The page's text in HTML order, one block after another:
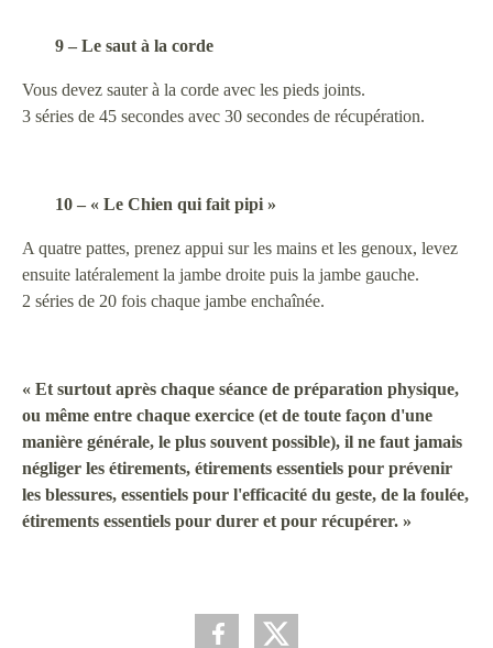
9 – Le saut à la corde
Vous devez sauter à la corde avec les pieds joints.
3 séries de 45 secondes avec 30 secondes de récupération.
10 – « Le Chien qui fait pipi »
A quatre pattes, prenez appui sur les mains et les genoux, levez
ensuite latéralement la jambe droite puis la jambe gauche.
2 séries de 20 fois chaque jambe enchaînée.
« Et surtout après chaque séance de préparation physique,
ou même entre chaque exercice (et de toute façon d'une
manière générale, le plus souvent possible), il ne faut jamais
négliger les étirements, étirements essentiels pour prévenir
les blessures, essentiels pour l'efficacité du geste, de la foulée,
étirements essentiels pour durer et pour récupérer. »